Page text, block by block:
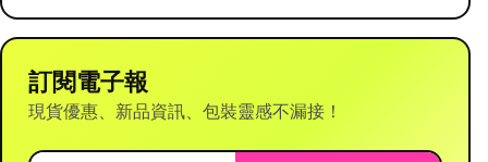
訂閱電子報
現貨優惠、新品資訊、包裝靈感不漏接！